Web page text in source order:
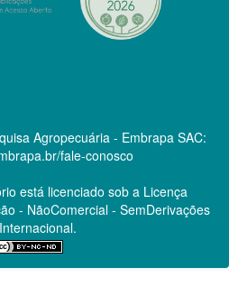
Agropecuária - Embrapa SAC:
fale-conosco
está licenciado sob a Licença
- NãoComercial - SemDerivações